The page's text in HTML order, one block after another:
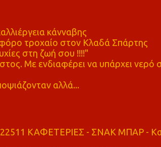
κάνναβης
τροχαίο στον Κλαδά Σπάρτης
στη ζωή σου !!!!"
Με ενδιαφέρει να υπάρχει νερό
αλλά...
ΚΑΦΕΤΕΡΙΕΣ - ΣΝΑΚ ΜΠΑΡ -